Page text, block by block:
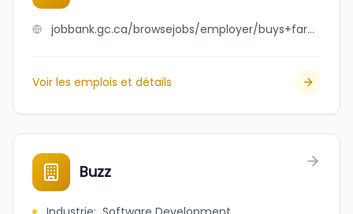
jobbank.gc.ca/browsejobs/employer/buys+farm+ridgetown/ca
Voir les emplois et détails
Buzz